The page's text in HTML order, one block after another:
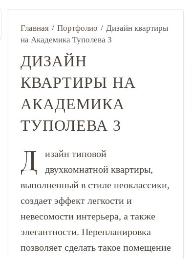
Главная / Портфолио / Дизайн квартиры
на Академика Туполева 3
ДИЗАЙН
КВАРТИРЫ НА
АКАДЕМИКА
ТУПОЛЕВА 3
Д
изайн типовой
двухкомнатной квартиры,
выполненный в стиле неоклассики,
создает эффект легкости и
невесомости интерьера, а также
элегантности. Перепланировка
позволяет сделать такое помещение